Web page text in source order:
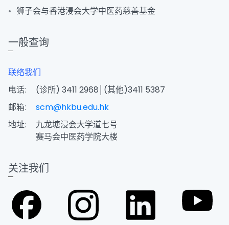
狮子会与香港浸会大学中医药慈善基金
一般查询
联络我们
电话:
(诊所) 3411 2968│(其他)3411 5387
邮箱:
scm@hkbu.edu.hk
地址:
九龙塘浸会大学道七号
赛马会中医药学院大楼
关注我们